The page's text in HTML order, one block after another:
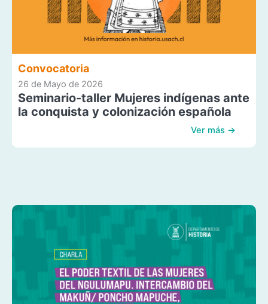
Convocatoria
26 de Mayo de 2026
Seminario-taller Mujeres indígenas ante
la conquista y colonización española
Ver más →